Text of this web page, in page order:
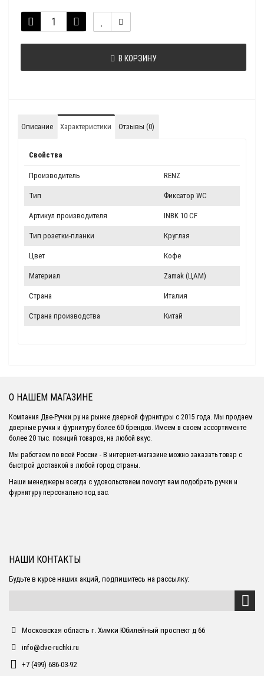
В КОРЗИНУ
Описание Характеристики Отзывы (0)
Свойства
Производитель RENZ
Тип Фиксатор WC
Артикул производителя INBK 10 CF
Тип розетки-планки Круглая
Цвет Кофе
Материал Zamak (ЦАМ)
Страна Италия
Страна производства Китай
О НАШЕМ МАГАЗИНЕ
Компания Две-Ручки.ру на рынке дверной фурнитуры с 2015 года. Мы продаем
дверные ручки и фурнитуру более 60 брендов. Имеем в своем ассортименте
более 20 тыс. позиций товаров, на любой вкус.
Мы работаем по всей России - В интернет-магазине можно заказать товар с
быстрой доставкой в любой город страны.
Наши менеджеры всегда с удовольствием помогут вам подобрать ручки и
фурнитуру персонально под вас.
НАШИ КОНТАКТЫ
Будьте в курсе наших акций, подпишитесь на рассылку:
Московская область г. Химки Юбилейный проспект д 66
info@dve-ruchki.ru
+7 (499) 686-03-92